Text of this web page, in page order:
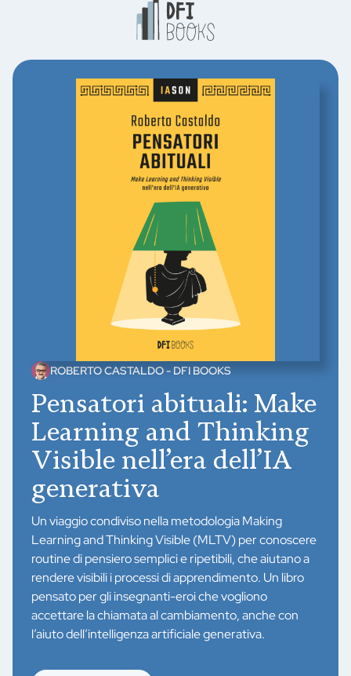
ROBERTO CASTALDO - DFI BOOKS
Pensatori abituali: Make
Learning and Thinking
Visible nell’era dell’IA
generativa
Un viaggio condiviso nella metodologia Making
Learning and Thinking Visible (MLTV) per conoscere
routine di pensiero semplici e ripetibili, che aiutano a
rendere visibili i processi di apprendimento. Un libro
pensato per gli insegnanti-eroi che vogliono
accettare la chiamata al cambiamento, anche con
l’aiuto dell’intelligenza artificiale generativa.